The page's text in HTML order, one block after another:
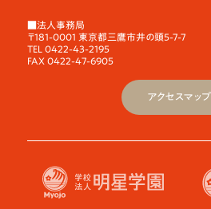
■法人事務局
〒181-0001 東京都三鷹市井の頭5-7-7
TEL 0422-43-2195
FAX 0422-47-6905
アクセスマップ